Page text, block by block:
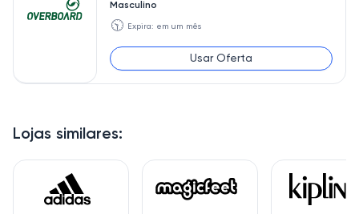
Lojas similares:
Masculino
🕥 Expira: em um mês
Usar Oferta